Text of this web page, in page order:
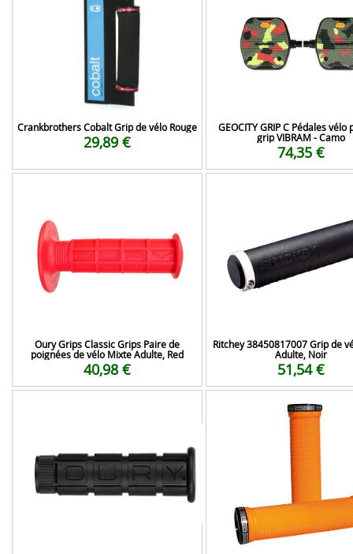
Crankbrothers Cobalt Grip de vélo Rouge
29,89 €
GEOCITY GRIP C Pédales vélo
grip VIBRAM - Camo
74,35 €
Oury Grips Classic Grips Paire de
poignées de vélo Mixte Adulte, Red
40,98 €
Ritchey 38450817007 Grip de
Adulte, Noir
51,54 €